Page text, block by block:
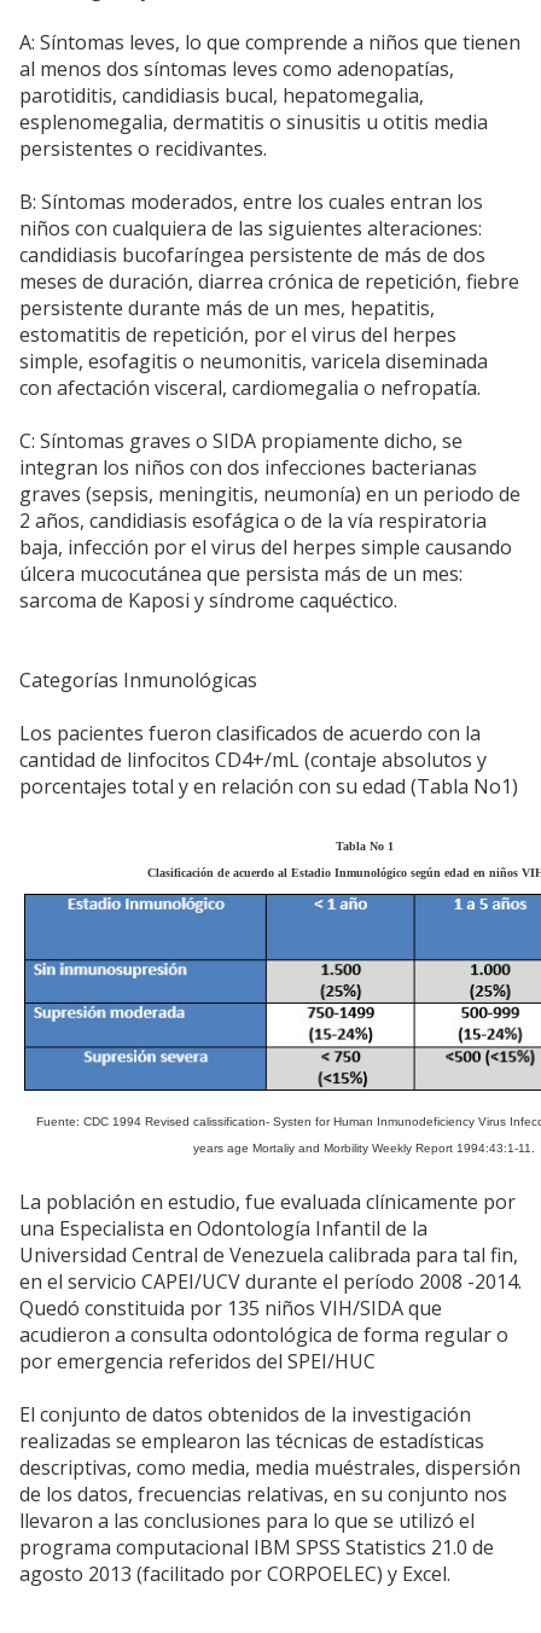
A: Síntomas leves, lo que comprende a niños que tienen
al menos dos síntomas leves como adenopatías,
parotiditis, candidiasis bucal, hepatomegalia,
esplenomegalia, dermatitis o sinusitis u otitis media
persistentes o recidivantes.
B: Síntomas moderados, entre los cuales entran los
niños con cualquiera de las siguientes alteraciones:
candidiasis bucofaríngea persistente de más de dos
meses de duración, diarrea crónica de repetición, fiebre
persistente durante más de un mes, hepatitis,
estomatitis de repetición, por el virus del herpes
simple, esofagitis o neumonitis, varicela diseminada
con afectación visceral, cardiomegalia o nefropatía.
C: Síntomas graves o SIDA propiamente dicho, se
integran los niños con dos infecciones bacterianas
graves (sepsis, meningitis, neumonía) en un periodo de
2 años, candidiasis esofágica o de la vía respiratoria
baja, infección por el virus del herpes simple causando
úlcera mucocutánea que persista más de un mes:
sarcoma de Kaposi y síndrome caquéctico.
Categorías Inmunológicas
Los pacientes fueron clasificados de acuerdo con la
cantidad de linfocitos CD4+/mL (contaje absolutos y
porcentajes total y en relación con su edad (Tabla No1)
Tabla No 1
Clasificación de acuerdo al Estadio Inmunológico según edad en niños
Fuente: CDC 1994 Revised calissification- Systen for Human Inmunodeficiency Virus
years age Mortaliy and Morbility Weekly Report 1994:43:1-11.
La población en estudio, fue evaluada clínicamente por
una Especialista en Odontología Infantil de la
Universidad Central de Venezuela calibrada para tal fin,
en el servicio CAPEI/UCV durante el período 2008 -2014.
Quedó constituida por 135 niños VIH/SIDA que
acudieron a consulta odontológica de forma regular o
por emergencia referidos del SPEI/HUC
El conjunto de datos obtenidos de la investigación
realizadas se emplearon las técnicas de estadísticas
descriptivas, como media, media muéstrales, dispersión
de los datos, frecuencias relativas, en su conjunto nos
llevaron a las conclusiones para lo que se utilizó el
programa computacional IBM SPSS Statistics 21.0 de
agosto 2013 (facilitado por CORPOELEC) y Excel.